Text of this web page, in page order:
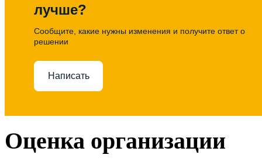
лучше?
Сообщите, какие нужны изменения и получите ответ о
решении
Написать
Оценка организации